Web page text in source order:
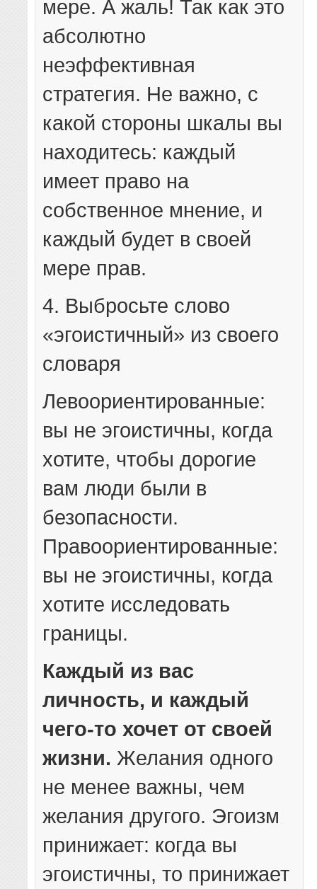
мере. А жаль! Так как это
абсолютно
неэффективная
стратегия. Не важно, с
какой стороны шкалы вы
находитесь: каждый
имеет право на
собственное мнение, и
каждый будет в своей
мере прав.
4. Выбросьте слово
«эгоистичный» из своего
словаря
Левоориентированные:
вы не эгоистичны, когда
хотите, чтобы дорогие
вам люди были в
безопасности.
Правоориентированные:
вы не эгоистичны, когда
хотите исследовать
границы.
Каждый из вас
личность, и каждый
чего-то хочет от своей
жизни. Желания одного
не менее важны, чем
желания другого. Эгоизм
принижает: когда вы
эгоистичны, то принижает